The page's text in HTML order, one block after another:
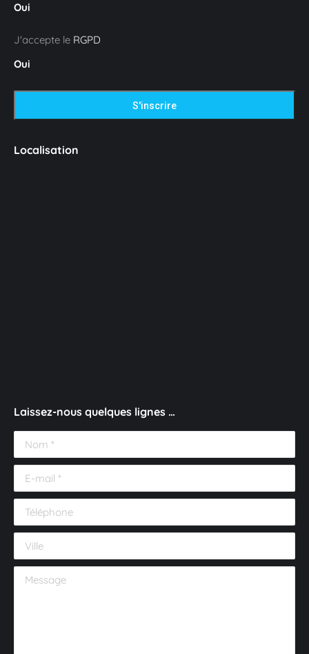
Oui
J'accepte le RGPD
Oui
Localisation
Laissez-nous quelques lignes …
Nom *
E-mail *
Téléphone
Ville
Message